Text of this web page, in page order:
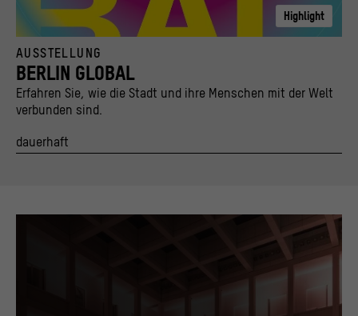
AUSSTELLUNG
BERLIN GLOBAL
Erfahren Sie, wie die Stadt und ihre Menschen mit der Welt
verbunden sind.
dauerhaft
Highlight
© Stiftung Stadtmuseum Berlin und Kulturprojekte Berlin / caromarta Studio